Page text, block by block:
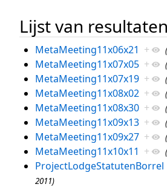
Lijst van resultaten
MetaMeeting11x06x21 +
MetaMeeting11x07x05 +
MetaMeeting11x07x19 +
MetaMeeting11x08x02 +
MetaMeeting11x08x30 +
MetaMeeting11x09x13 +
MetaMeeting11x09x27 +
MetaMeeting11x10x11 +
ProjectLodgeStatutenBorrel
2011)